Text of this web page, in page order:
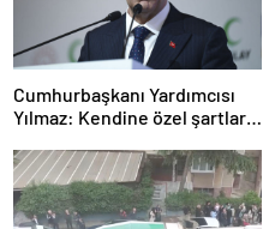
Cumhurbaşkanı Yardımcısı
Yılmaz: Kendine özel şartları